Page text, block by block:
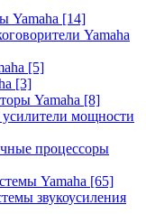
Yamaha [14]
Yamaha
[5]
[3]
Yamaha [8]
мощности
процессоры
Yamaha [65]
звукоусиления